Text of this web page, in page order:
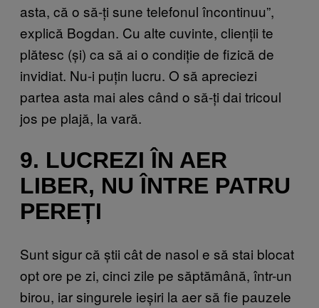
asta, că o să-ți sune telefonul încontinuu”,
explică Bogdan. Cu alte cuvinte, clienții te
plătesc (și) ca să ai o condiție de fizică de
invidiat. Nu-i puțin lucru. O să apreciezi
partea asta mai ales când o să-ți dai tricoul
jos pe plajă, la vară.
9. LUCREZI ÎN AER
LIBER, NU ÎNTRE PATRU
PEREȚI
Sunt sigur că știi cât de nasol e să stai blocat
opt ore pe zi, cinci zile pe săptămână, într-un
birou, iar singurele ieșiri la aer să fie pauzele